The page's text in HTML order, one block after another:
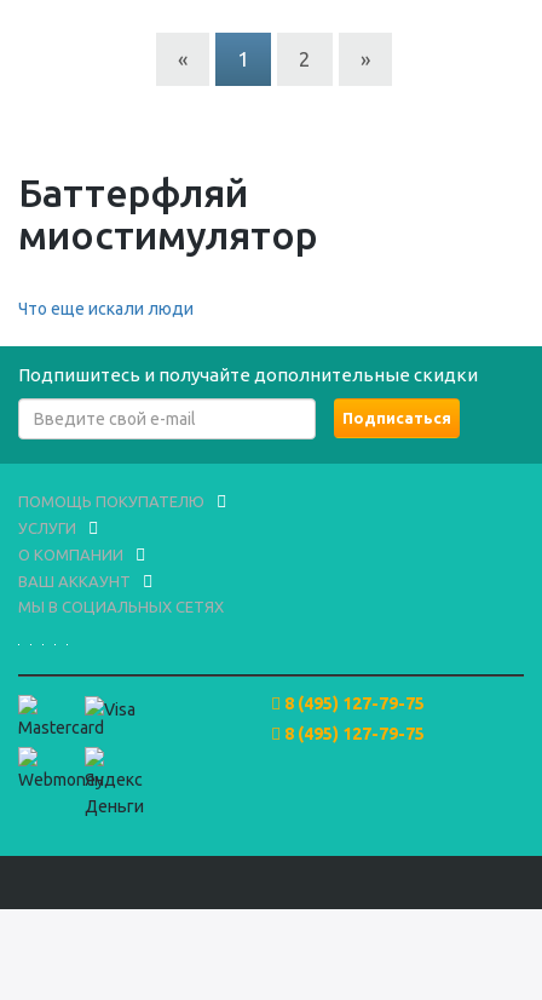
« 1 2 »
Баттерфляй
миостимулятор
Что еще искали люди
Подпишитесь и получайте дополнительные скидки
ПОМОЩЬ ПОКУПАТЕЛЮ
УСЛУГИ
О КОМПАНИИ
ВАШ АККАУНТ
МЫ В СОЦИАЛЬНЫХ СЕТЯХ
8 (495) 127-79-75
8 (495) 127-79-75